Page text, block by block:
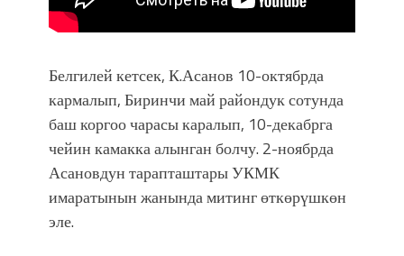
Белгилей кетсек, К.Асанов 10-октябрда
кармалып, Биринчи май райондук сотунда
баш коргоо чарасы каралып, 10-декабрга
чейин камакка алынган болчу. 2-ноябрда
Асановдун тарапташтары УКМК
имаратынын жанында митинг өткөрүшкөн
эле.